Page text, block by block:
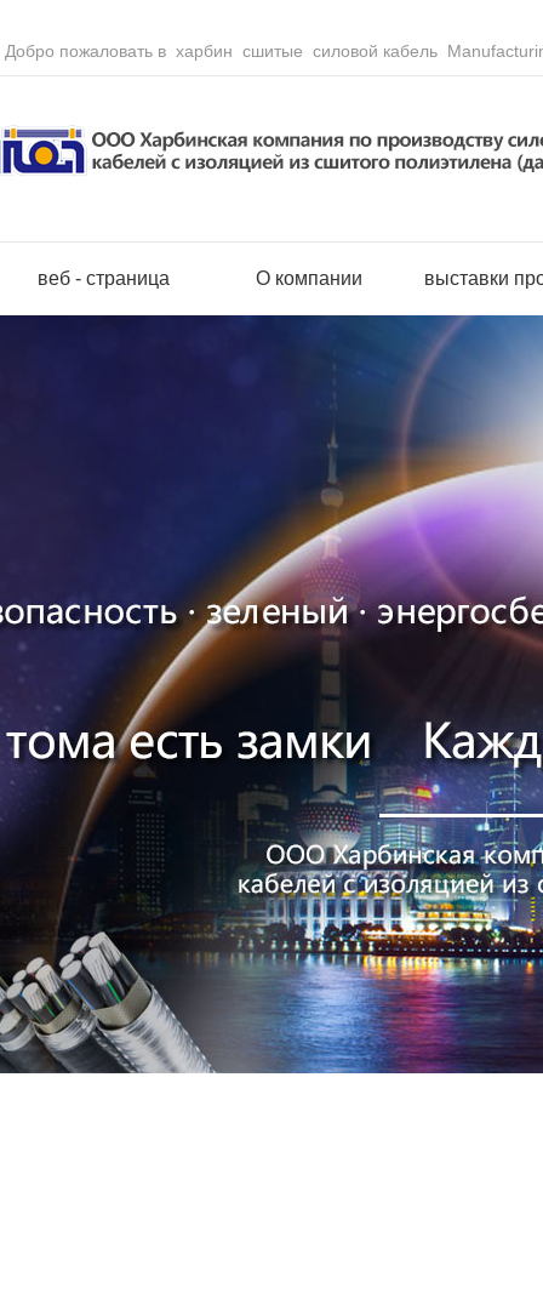
Добро пожаловать в харбин сшитые силовой кабель
веб - страница О компании выставки
Резино-